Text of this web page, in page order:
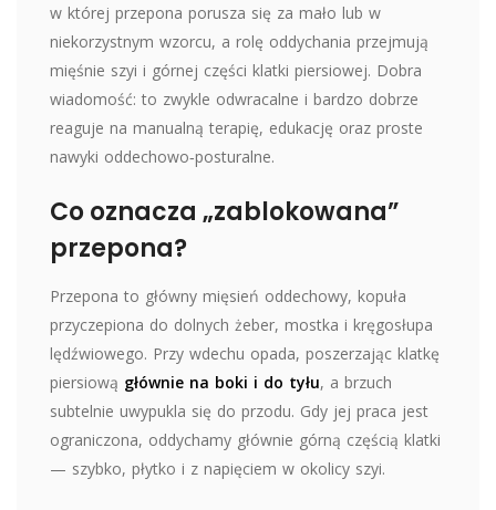
w której przepona porusza się za mało lub w
niekorzystnym wzorcu, a rolę oddychania przejmują
mięśnie szyi i górnej części klatki piersiowej. Dobra
wiadomość: to zwykle odwracalne i bardzo dobrze
reaguje na manualną terapię, edukację oraz proste
nawyki oddechowo‑posturalne.
Co oznacza „zablokowana”
przepona?
Przepona to główny mięsień oddechowy, kopuła
przyczepiona do dolnych żeber, mostka i kręgosłupa
lędźwiowego. Przy wdechu opada, poszerzając klatkę
piersiową głównie na boki i do tyłu, a brzuch
subtelnie uwypukla się do przodu. Gdy jej praca jest
ograniczona, oddychamy głównie górną częścią klatki
— szybko, płytko i z napięciem w okolicy szyi.